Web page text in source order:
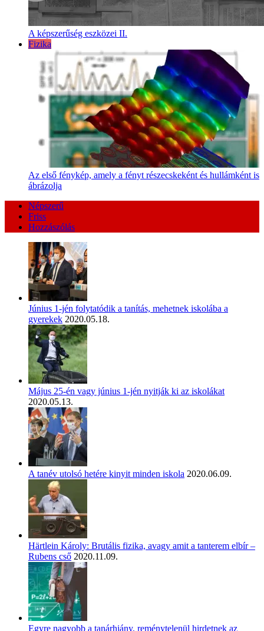
A képszerűség eszközei II.
Fizika
Az első fénykép, amely a fényt részecskeként és hullámként is
ábrázolja
Népszerű
Friss
Hozzászólás
Június 1-jén folytatódik a tanítás, mehetnek iskolába a
gyerekek 2020.05.18.
Május 25-én vagy június 1-jén nyitják ki az iskolákat
2020.05.13.
A tanév utolsó hetére kinyit minden iskola 2020.06.09.
Härtlein Károly: Brutális fizika, avagy amit a tanterem elbír –
Rubens cső 2020.11.09.
Egyre nagyobb a tanárhiány, reménytelenül hirdetnek az